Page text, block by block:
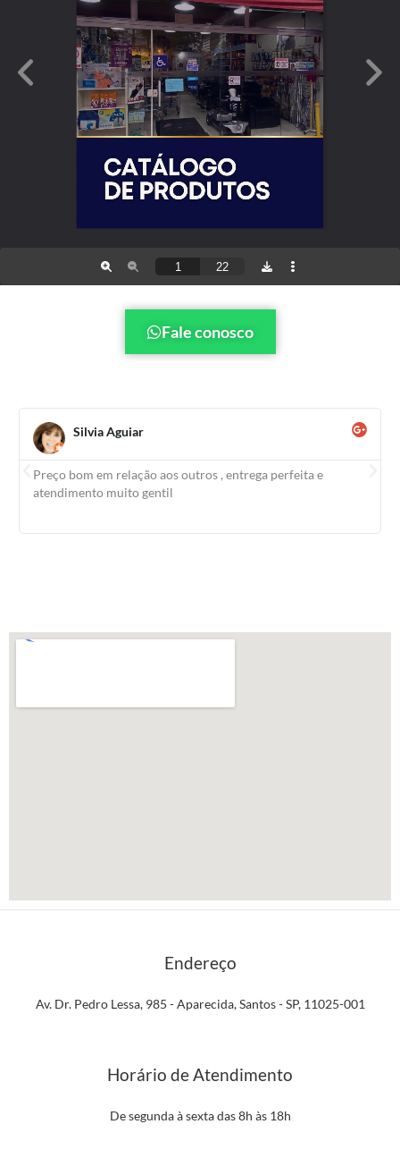
Fale conosco
Silvia Aguiar
Preço bom em relação aos outros , entrega perfeita e
atendimento muito gentil
Endereço
Av. Dr. Pedro Lessa, 985 - Aparecida, Santos - SP, 11025-001
Horário de Atendimento
De segunda à sexta das 8h às 18h